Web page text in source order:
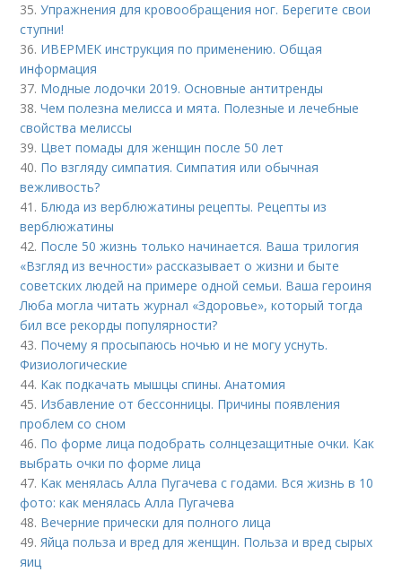
35.Упражнения для кровообращения ног. Берегите свои
ступни!
36. ИВЕРМЕК инструкция по применению. Общая
информация
37. Модные лодочки 2019. Основные антитренды
38.Чем полезна мелисса и мята. Полезные и лечебные
свойства мелиссы
39. Цвет помады для женщин после 50 лет
40. По взгляду симпатия. Симпатия или обычная
вежливость?
41. Блюда из верблюжатины рецепты. Рецепты из
верблюжатины
42. После 50 жизнь только начинается. Ваша трилогия
«Взгляд из вечности» рассказывает о жизни и быте
советских людей на примере одной семьи. Ваша героиня
Люба могла читать журнал «Здоровье», который тогда
бил все рекорды популярности?
43. Почему я просыпаюсь ночью и не могу уснуть.
Физиологические
44. Как подкачать мышцы спины. Анатомия
45. Избавление от бессонницы. Причины появления
проблем со сном
46. По форме лица подобрать солнцезащитные очки. Как
выбрать очки по форме лица
47. Как менялась Алла Пугачева с годами. Вся жизнь в 10
фото: как менялась Алла Пугачева
48. Вечерние прически для полного лица
49.Яйца польза и вред для женщин. Польза и вред сырых
яиц